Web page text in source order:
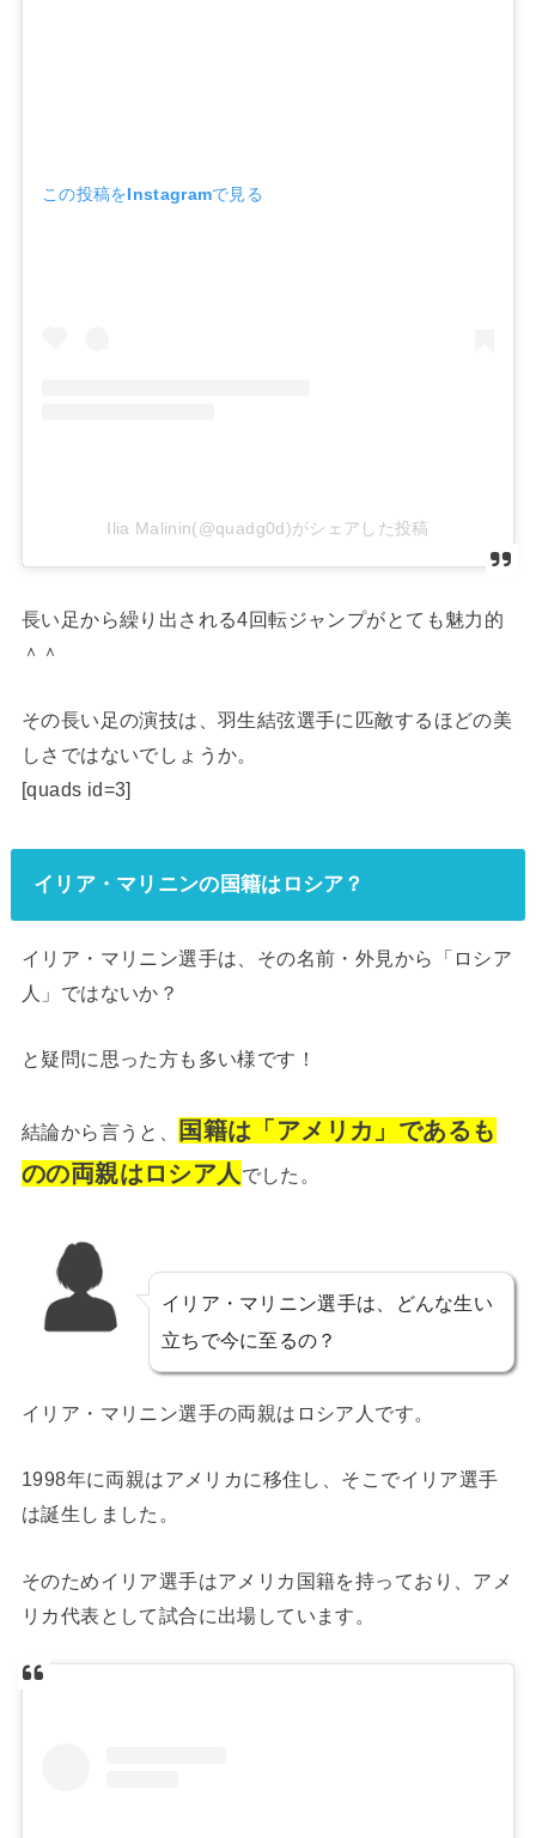
この投稿をInstagramで見る
Ilia Malinin(@quadg0d)がシェアした投稿
長い足から繰り出される4回転ジャンプがとても魅力的
＾＾
その長い足の演技は、羽生結弦選手に匹敵するほどの美
しさではないでしょうか。
[quads id=3]
イリア・マリニンの国籍はロシア？
イリア・マリニン選手は、その名前・外見から「ロシア
人」ではないか？
と疑問に思った方も多い様です！
結論から言うと、
国籍は「アメリカ」であるも
のの両親はロシア人 でした。
イリア・マリニン選手は、どんな生い
立ちで今に至るの？
イリア・マリニン選手の両親はロシア人です。
1998年に両親はアメリカに移住し、そこでイリア選手
は誕生しました。
そのためイリア選手はアメリカ国籍を持っており、アメ
リカ代表として試合に出場しています。